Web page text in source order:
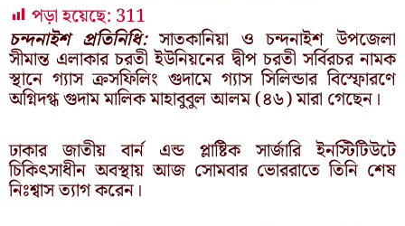
পড়া হয়েছে: 311
চন্দনাইশ প্রতিনিধি: সাতকানিয়া ও চন্দনাইশ উপজেলা
সীমান্ত এলাকার চরতী ইউনিয়নের দ্বীপ চরতী সর্বিরচর নামক
স্থানে গ্যাস ক্রসফিলিং গুদামে গ্যাস সিলিন্ডার বিস্ফোরণে
অগ্নিদগ্ধ গুদাম মালিক মাহাবুবুল আলম (৪৬) মারা গেছেন।
ঢাকার জাতীয় বার্ন এন্ড প্লাষ্টিক সার্জারি ইনস্টিটিউটে
চিকিৎসাধীন অবস্থায় আজ সোমবার ভোররাতে তিনি শেষ
নিঃশ্বাস ত্যাগ করেন।